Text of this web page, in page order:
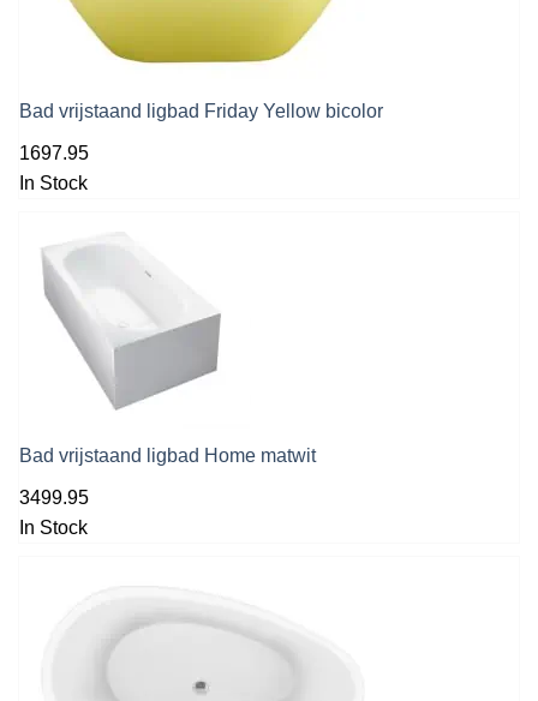
Bad vrijstaand ligbad Friday Yellow bicolor
1697.95
In Stock
Bad vrijstaand ligbad Home matwit
3499.95
In Stock